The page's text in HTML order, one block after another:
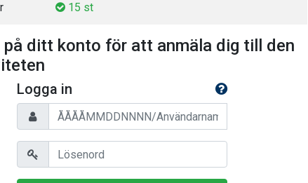
15 st
på ditt konto för att anmäla dig till den
Logga in
Personnummer/Användarnamn
Lösenord